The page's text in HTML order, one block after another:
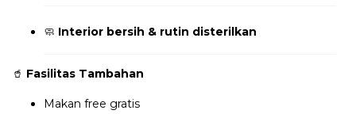
🧼 Interior bersih & rutin disterilkan
🥤 Fasilitas Tambahan
Makan free gratis